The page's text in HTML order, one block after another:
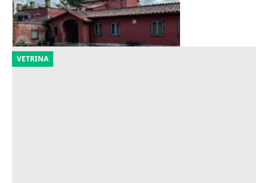
Roma (Roma)
23/10/2026
VETRINA